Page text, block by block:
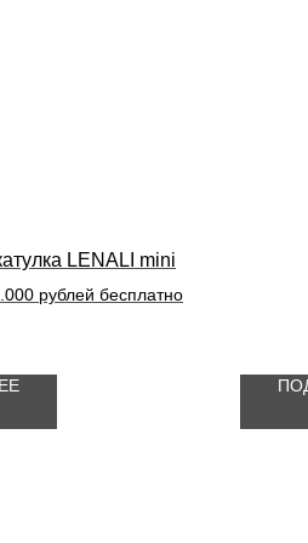
LENALI mini
рублей бесплатно